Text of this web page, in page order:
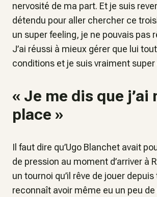
nervosité de ma part. Et je suis
détendu pour aller chercher ce
un super feeling, je ne pouvais pas
J’ai réussi à mieux gérer que lui
conditions et je suis vraiment
« Je me dis que j’ai
place »
Il faut dire qu’Ugo Blanchet avait
de pression au moment d’arriver à
un tournoi qu’il rêve de jouer depuis
reconnaît avoir même eu un peu de